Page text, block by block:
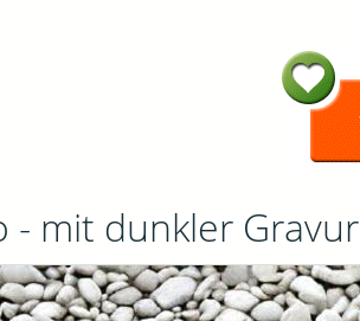
- mit dunkler Gravur